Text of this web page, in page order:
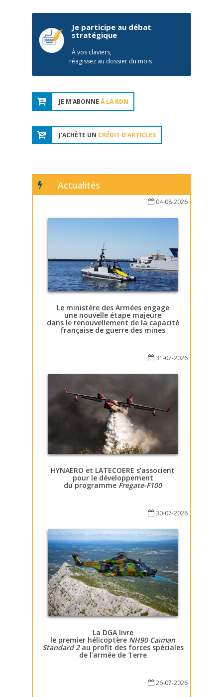
Je participe au débat
stratégique
À vos claviers,
réagissez au dossier du mois
JE M'ABONNE À LA RDN
J'ACHÈTE UN CRÉDIT D'ARTICLES
Actualités
04-08-2026
Le ministère des Armées engage
une nouvelle étape majeure
dans le renouvellement de la capacité
française de guerre des mines
31-07-2026
HYNAERO et LATECOERE s’associent
pour le développement
du programme Fregate-F100
30-07-2026
La DGA livre
le premier hélicoptère NH90 Caïman
Standard 2au profit des forces spéciales
de l’armée de Terre
26-07-2026